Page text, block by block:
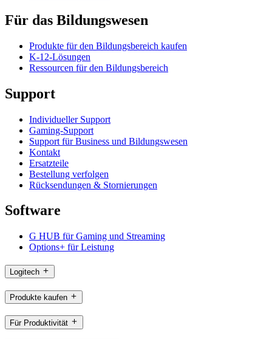
Für das Bildungswesen
Produkte für den Bildungsbereich kaufen
K-12-Lösungen
Ressourcen für den Bildungsbereich
Support
Individueller Support
Gaming-Support
Support für Business und Bildungswesen
Kontakt
Ersatzteile
Bestellung verfolgen
Rücksendungen & Stornierungen
Software
G HUB für Gaming und Streaming
Options+ für Leistung
Logitech
Produkte kaufen
Für Produktivität